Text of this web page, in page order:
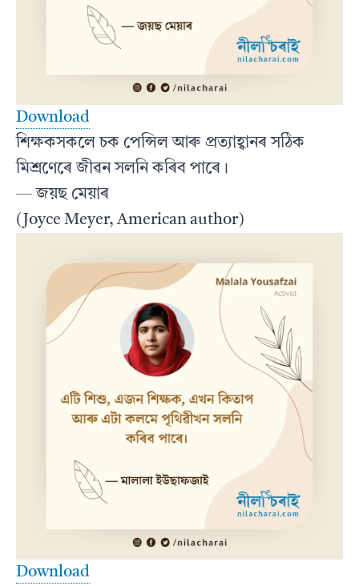
Download
শিক্ষকসকলে চক পেন্সিল আৰু প্ৰত্যাহ্বানৰ সঠিক
মিশ্ৰণেৰে জীৱন সলনি কৰিব পাৰে।
— জয়ছ মেয়াৰ
(Joyce Meyer, American author)
Download